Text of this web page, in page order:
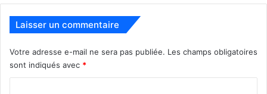
Laisser un commentaire
Votre adresse e-mail ne sera pas publiée. Les champs obligatoires
sont indiqués avec *